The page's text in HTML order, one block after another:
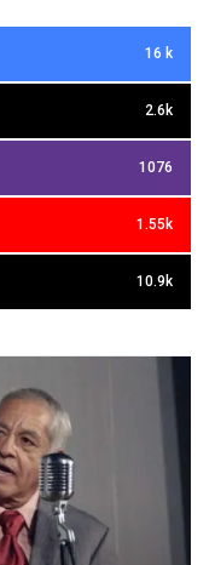
16 k
2.6k
1076
1.55k
10.9k